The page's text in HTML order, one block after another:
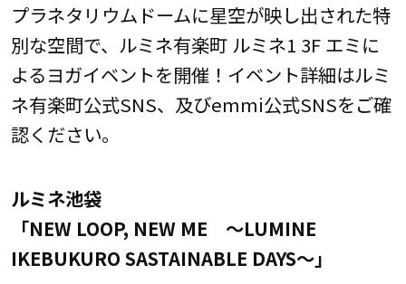
プラネタリウムドームに星空が映し出された特
別な空間で、ルミネ有楽町 ルミネ1 3F エミに
よるヨガイベントを開催！イベント詳細はルミ
ネ有楽町公式SNS、及びemmi公式SNSをご確
認ください。
ルミネ池袋
「NEW LOOP, NEW ME ～LUMINE
IKEBUKURO SASTAINABLE DAYS～」